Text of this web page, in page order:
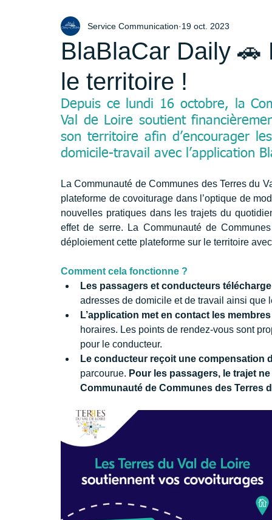
BlaBlaCar Daily 🚗
le territoire !
Service Communication 19 oct. 2023
Depuis ce lundi 16 octobre, la
Val de Loire soutient
son territoire afin d’encourager
domicile-travail avec l’application
La Communauté de Communes des Terres du
plateforme de covoiturage dans l’optique de
nouvelles pratiques dans les trajets du
effet de serre. La Communauté de
déploiement cette plateforme sur le territoire
Comment cela fonctionne ?
Les passagers et conducteurs
adresses de domicile et de travail ainsi que
L’application met en contact les membres
horaires. Les points de rendez-vous sont
pour le conducteur.
Le conducteur reçoit une compensation
parcourue. Pour les passagers, le trajet
Communauté de Communes des Terres